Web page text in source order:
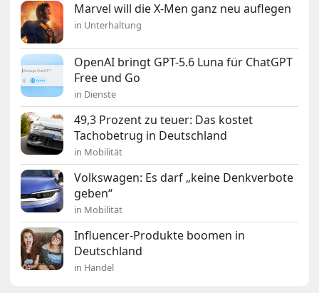
Marvel will die X-Men ganz neu auflegen
in Unterhaltung
OpenAI bringt GPT-5.6 Luna für ChatGPT
Free und Go
in Dienste
49,3 Prozent zu teuer: Das kostet
Tachobetrug in Deutschland
in Mobilität
Volkswagen: Es darf „keine Denkverbote
geben“
in Mobilität
Influencer-Produkte boomen in
Deutschland
in Handel